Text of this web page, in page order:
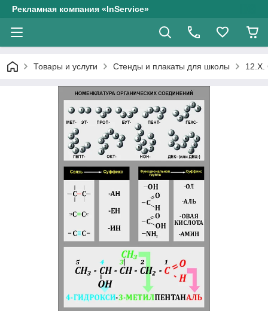
Рекламная компания «InService»
Товары и услуги Стенды и плакаты для школы 12.Х.